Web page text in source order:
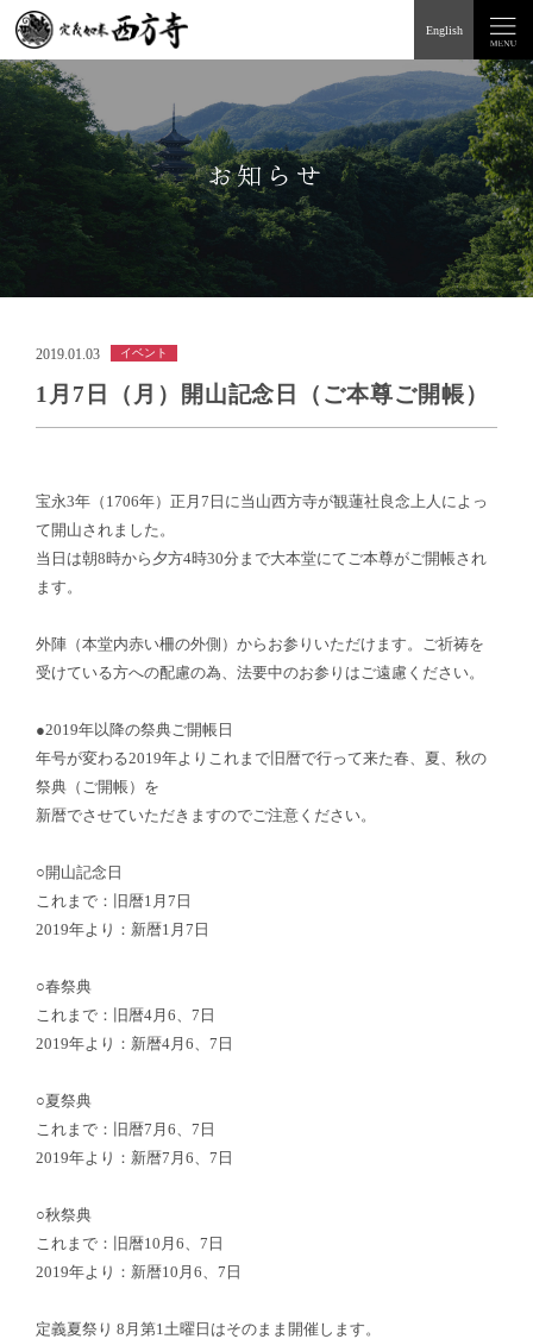
English
お知らせ
2019.01.03 イベント
1月7日（月）開山記念日（ご本尊ご開帳）
宝永3年（1706年）正月7日に当山西方寺が観蓮社良念上人によっ
て開山されました。
当日は朝8時から夕方4時30分まで大本堂にてご本尊がご開帳され
ます。
外陣（本堂内赤い柵の外側）からお参りいただけます。ご祈祷を
受けている方への配慮の為、法要中のお参りはご遠慮ください。
●2019年以降の祭典ご開帳日
年号が変わる2019年よりこれまで旧暦で行って来た春、夏、秋の
祭典（ご開帳）を
新暦でさせていただきますのでご注意ください。
○開山記念日
これまで：旧暦1月7日
2019年より：新暦1月7日
○春祭典
これまで：旧暦4月6、7日
2019年より：新暦4月6、7日
○夏祭典
これまで：旧暦7月6、7日
2019年より：新暦7月6、7日
○秋祭典
これまで：旧暦10月6、7日
2019年より：新暦10月6、7日
定義夏祭り 8月第1土曜日はそのまま開催します。